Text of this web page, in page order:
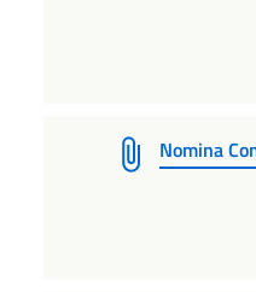
Nomina